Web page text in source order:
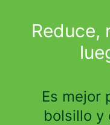
Reduce,
Es mejor
bolsillo y